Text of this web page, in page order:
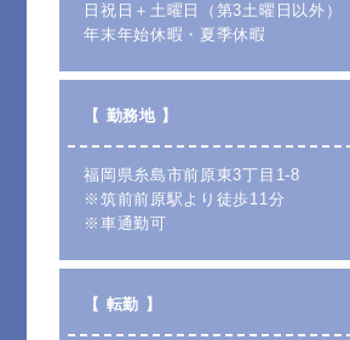
日祝日＋土曜日（第3土曜日以外）
年末年始休暇・夏季休暇
【 勤務地 】
福岡県糸島市前原東3丁目1-8
※筑前前原駅より徒歩11分
※車通勤可
【 転勤 】